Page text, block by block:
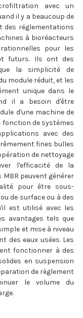
avec un
il y a beaucoup de
des réglementations
à bioréacteurs
pour les
futurs. Ils ont des
la simplicité de
module réduit, et les
unique dans le
il a besoin d'être
d'une machine de
fonction de systèmes
avec des
fines bulles
de nettoyage
l'efficacité de la
peuvent générer
pour être sous-
de surface ou à des
est utilisé avec les
avantages tels que
et mise à niveau
des eaux usées. Les
fonctionner à des
en suspension
de règlement
le volume du